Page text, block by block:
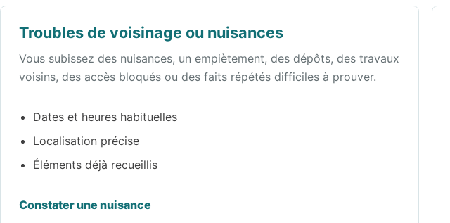
Troubles de voisinage ou nuisances
Vous subissez des nuisances, un empiètement, des dépôts, des travaux
voisins, des accès bloqués ou des faits répétés difficiles à prouver.
Dates et heures habituelles
Localisation précise
Éléments déjà recueillis
Constater une nuisance